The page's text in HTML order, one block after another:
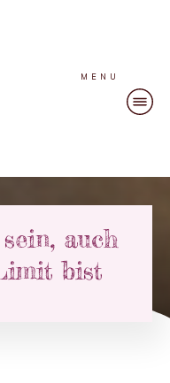
MENU
auch
bist